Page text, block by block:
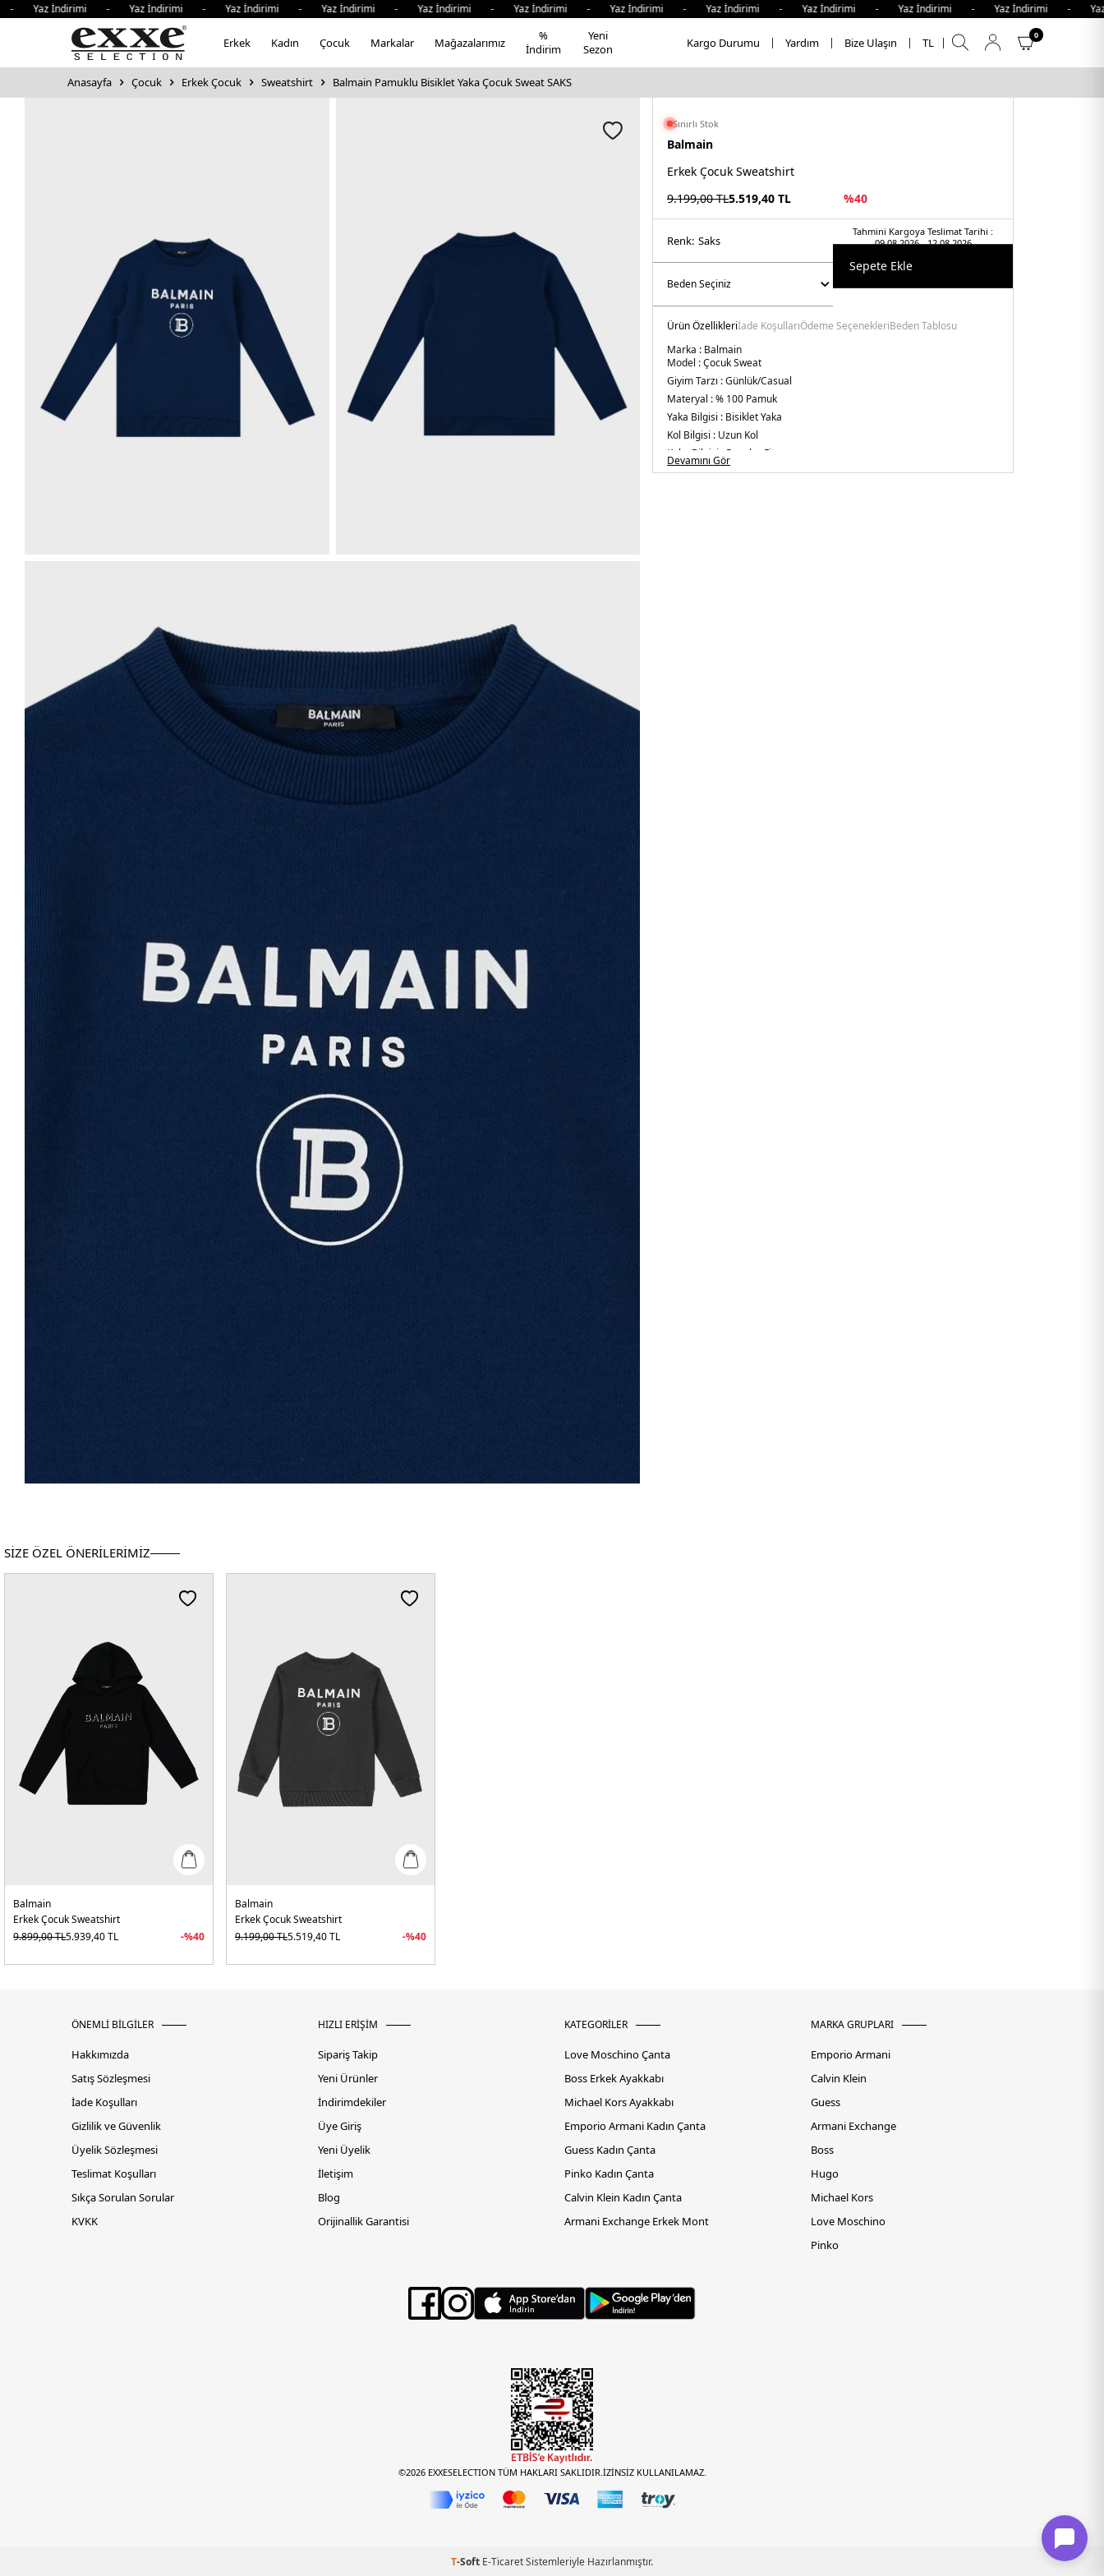
İndirimi - Yaz İndirimi - Yaz İndirimi - Yaz İndirimi - Yaz İndirimi - Yaz İndirimi - Yaz İndirimi - Yaz İndirimi - Yaz İndirimi - Yaz İndirimi - Yaz İndirimi -
Erkek Kadın Çocuk Markalar Mağazalarımız
%
İndirim
Yeni
Sezon
Kargo Durumu Yardım Bize Ulaşın TL
0
Anasayfa Çocuk Erkek Çocuk Sweatshirt Balmain Pamuklu Bisiklet Yaka Çocuk Sweat SAKS
Sınırlı Stok
Balmain
Erkek Çocuk Sweatshirt
9.199,00TL5.519,40 TL %40
Tahmini Kargoya Teslimat Tarihi :
09.08.2026 - 12.08.2026
Renk: saks
Sepete Ekle
Ürün Özellikleriİade KoşullarıÖdeme SeçenekleriBeden Tablosu
Marka : Balmain
Model :Çocuk Sweat
Giyim Tarzı :Günlük/Casual
Materyal :% 100 Pamuk
Yaka Bilgisi : Bisiklet Yaka
Kol Bilgisi : Uzun Kol
Kalıp Bilgisi : Regular Fit
5DE46M4760MX270621.112
Devamını Gör
SİZE ÖZEL ÖNERİLERİMİZ
Balmain
Erkek Çocuk Sweatshirt
9.899,00TL5.939,40TL -%40
Balmain
Erkek Çocuk Sweatshirt
9.199,00TL5.519,40TL -%40
ÖNEMLİ BİLGİLER
Hakkımızda
Satış Sözleşmesi
İade Koşulları
Gizlilik ve Güvenlik
Üyelik Sözleşmesi
Teslimat Koşulları
Sıkça Sorulan Sorular
KVKK
HIZLI ERİŞİM
Sipariş Takip
Yeni Ürünler
İndirimdekiler
Üye Giriş
Yeni Üyelik
İletişim
Blog
Orijinallik Garantisi
KATEGORİLER
Love Moschino Çanta
Boss Erkek Ayakkabı
Michael Kors Ayakkabı
Emporio Armani Kadın Çanta
Guess Kadın Çanta
Pinko Kadın Çanta
Calvin Klein Kadın Çanta
Armani Exchange Erkek Mont
MARKA GRUPLARI
Emporio Armani
Calvin Klein
Guess
Armani Exchange
Boss
Hugo
Michael Kors
Love Moschino
Pinko
©2026 EXXESELECTION TÜM HAKLARI SAKLIDIR.İZİNSİZ KULLANILAMAZ.
T-Soft E-TicaretSistemleriyle Hazırlanmıştır.